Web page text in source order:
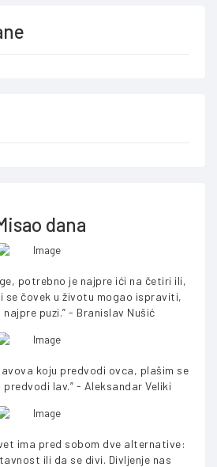
dana
potrebno je najpre ići na četiri ili,
se čovek u životu mogao ispraviti,
puzi.” - Branislav Nušić
koju predvodi ovca, plašim se
lav.” - Aleksandar Veliki
ima pred sobom dve alternative:
ili da se divi. Divljenje nas